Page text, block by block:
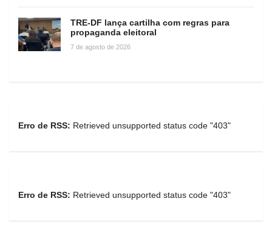
TRE-DF lança cartilha com regras para
propaganda eleitoral
7 de agosto de 2026
Erro de RSS: Retrieved unsupported status code "403"
Erro de RSS: Retrieved unsupported status code "403"